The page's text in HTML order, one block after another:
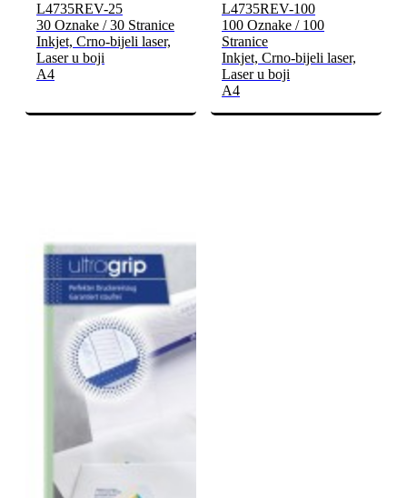
L4735REV-25
30 Oznake / 30 Stranice
Inkjet, Crno-bijeli laser,
Laser u boji
A4
L4735REV-100
100 Oznake / 100
Stranice
Inkjet, Crno-bijeli laser,
Laser u boji
A4